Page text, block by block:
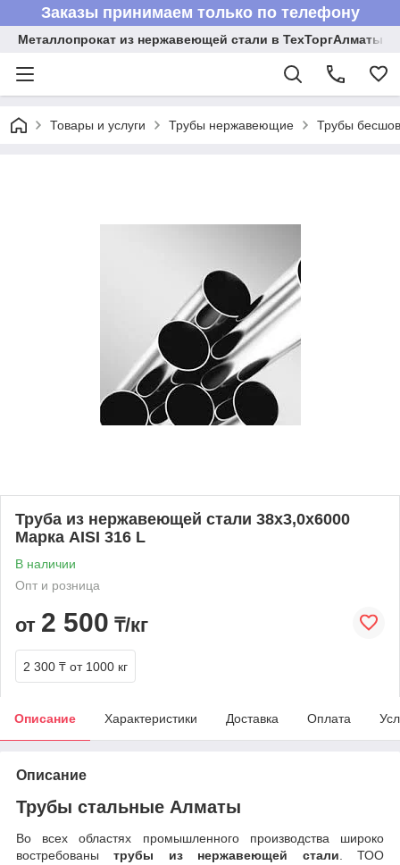
Заказы принимаем только по телефону
Металлопрокат из нержавеющей стали в ТехТоргАлматы
Товары и услуги Трубы нержавеющие Трубы
Труба из нержавеющей стали 38х3,0х6000
Марка AISI 316 L
В наличии
Опт и розница
от 2 500 ₸/кг
2 300 ₸ от 1000 кг
Описание Характеристики Доставка Оплата
Описание
Трубы стальные Алматы
Во всех областях промышленного производства широко
востребованытрубы из нержавеющей стали. ТОО